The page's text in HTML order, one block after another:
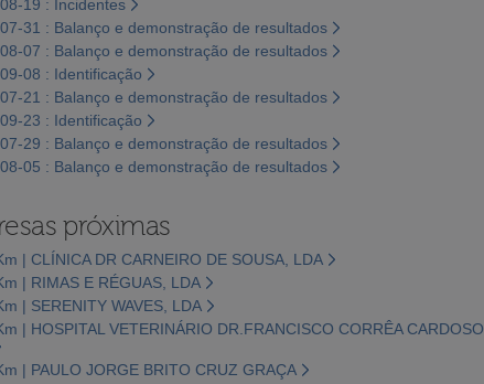
19 : Incidentes
31 : Balanço e demonstração de resultados
07 : Balanço e demonstração de resultados
08 : Identificação
21 : Balanço e demonstração de resultados
23 : Identificação
29 : Balanço e demonstração de resultados
05 : Balanço e demonstração de resultados
próximas
| CLÍNICA DR CARNEIRO DE SOUSA, LDA
| RIMAS E RÉGUAS, LDA
| SERENITY WAVES, LDA
| HOSPITAL VETERINÁRIO DR.FRANCISCO CORRÊA CARDOSO
| PAULO JORGE BRITO CRUZ GRAÇA